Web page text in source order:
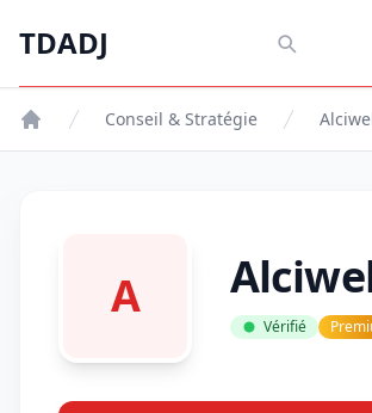
TDADJ
TDADJ
Conseil & Stratégie
A
Vérifié